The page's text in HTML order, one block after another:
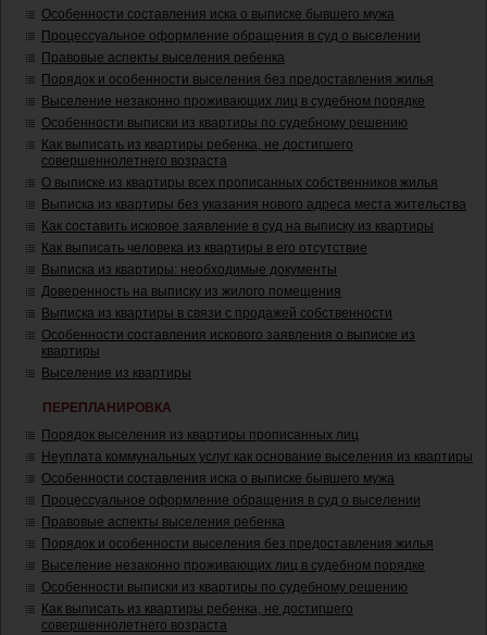
Особенности составления иска о выписке бывшего мужа
Процессуальное оформление обращения в суд о выселении
Правовые аспекты выселения ребенка
Порядок и особенности выселения без предоставления жилья
Выселение незаконно проживающих лиц в судебном порядке
Особенности выписки из квартиры по судебному решению
Как выписать из квартиры ребенка, не достигшего
совершеннолетнего возраста
О выписке из квартиры всех прописанных собственников жилья
Выписка из квартиры без указания нового адреса места жительства
Как составить исковое заявление в суд на выписку из квартиры
Как выписать человека из квартиры в его отсутствие
Выписка из квартиры: необходимые документы
Доверенность на выписку из жилого помещения
Выписка из квартиры в связи с продажей собственности
Особенности составления искового заявления о выписке из
квартиры
Выселение из квартиры
ПЕРЕПЛАНИРОВКА
Порядок выселения из квартиры прописанных лиц
Неуплата коммунальных услуг как основание выселения из квартиры
Особенности составления иска о выписке бывшего мужа
Процессуальное оформление обращения в суд о выселении
Правовые аспекты выселения ребенка
Порядок и особенности выселения без предоставления жилья
Выселение незаконно проживающих лиц в судебном порядке
Особенности выписки из квартиры по судебному решению
Как выписать из квартиры ребенка, не достигшего
совершеннолетнего возраста